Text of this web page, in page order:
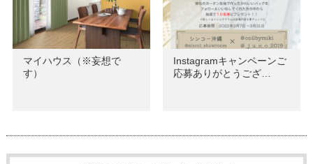
マイハウス（※妄想で
す）
Instagramキャンペーンご
応募ありがとうござ…